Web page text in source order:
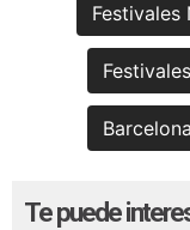
Festivales
Barcelona
Te puede